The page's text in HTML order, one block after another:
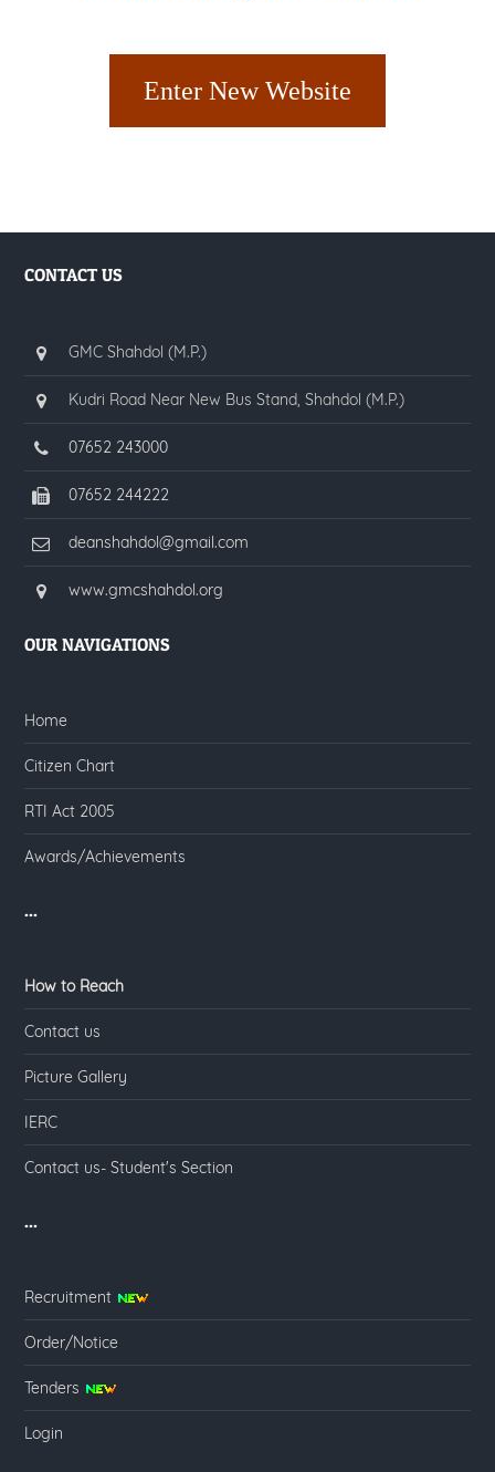
Enter New Website
CONTACT US
GMC Shahdol (M.P.)
Kudri Road Near New Bus Stand, Shahdol (M.P.)
07652 243000
07652 244222
deanshahdol@gmail.com
www.gmcshahdol.org
OUR NAVIGATIONS
Home
Citizen Chart
RTI Act 2005
Awards/Achievements
...
How to Reach
Contact us
Picture Gallery
IERC
Contact us- Student's Section
...
Recruitment
Order/Notice
Tenders
Login